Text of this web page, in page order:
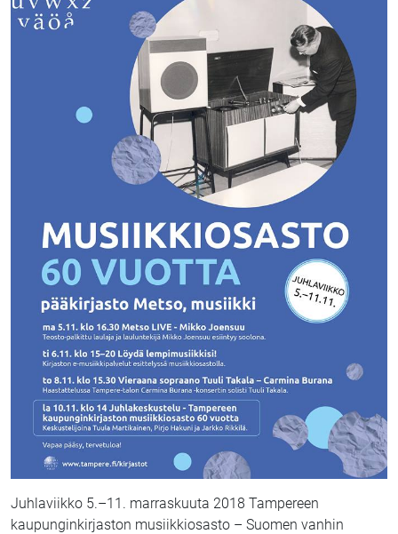
Juhlaviikko 5.–11. marraskuuta 2018 Tampereen
kaupunginkirjaston musiikkiosasto – Suomen vanhin